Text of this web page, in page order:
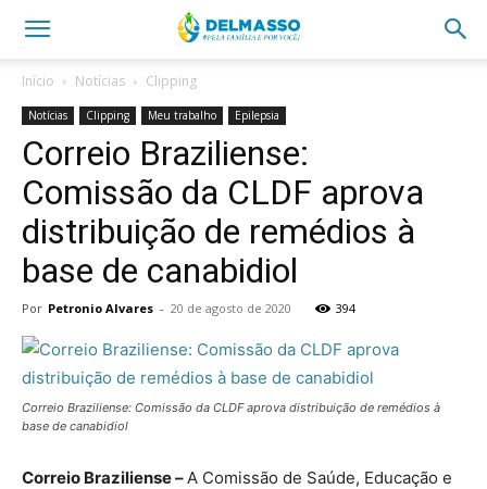
Início Notícias Clipping
Notícias Clipping Meu trabalho Epilepsia
Correio Braziliense:
Comissão da CLDF aprova
distribuição de remédios à
base de canabidiol
Por Petronio Alvares - 20 de agosto de 2020 394
Correio Braziliense: Comissão da CLDF aprova distribuição de remédios à
base de canabidiol
Correio Braziliense –A Comissão de Saúde, Educação e